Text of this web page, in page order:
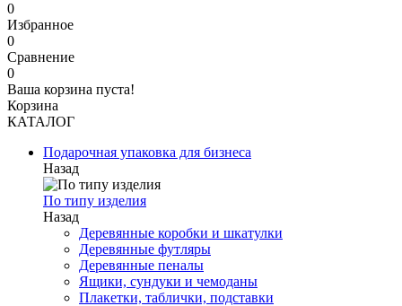
0
Избранное
0
Сравнение
0
Ваша корзина пуста!
Корзина
КАТАЛОГ
Подарочная упаковка для бизнеса
Назад
По типу изделия
Назад
Деревянные коробки и шкатулки
Деревянные футляры
Деревянные пеналы
Ящики, сундуки и чемоданы
Плакетки, таблички, подставки